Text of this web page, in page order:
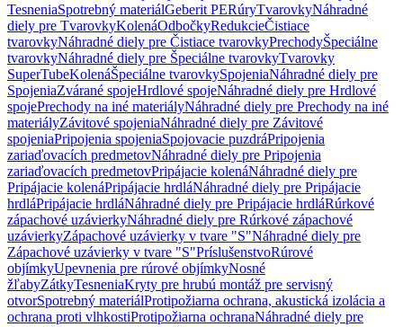
TesneniaSpotrebný materiálGeberit PERúryTvarovkyNáhradné
diely pre TvarovkyKolenáOdbočkyRedukcieČistiace
tvarovkyNáhradné diely pre Čistiace tvarovkyPrechodyŠpeciálne
tvarovkyNáhradné diely pre Špeciálne tvarovkyTvarovky
SuperTubeKolenáŠpeciálne tvarovkySpojeniaNáhradné diely pre
SpojeniaZvárané spojeHrdlové spojeNáhradné diely pre Hrdlové
spojePrechody na iné materiályNáhradné diely pre Prechody na iné
materiályZávitové spojeniaNáhradné diely pre Závitové
spojeniaPripojenia spojeniaSpojovacie puzdráPripojenia
zariaďovacích predmetovNáhradné diely pre Pripojenia
zariaďovacích predmetovPripájacie kolenáNáhradné diely pre
Pripájacie kolenáPripájacie hrdláNáhradné diely pre Pripájacie
hrdláPripájacie hrdláNáhradné diely pre Pripájacie hrdláRúrkové
zápachové uzávierkyNáhradné diely pre Rúrkové zápachové
uzávierkyZápachové uzávierky v tvare "S"Náhradné diely pre
Zápachové uzávierky v tvare "S"PríslušenstvoRúrové
objímkyUpevnenia pre rúrové objímkyNosné
žľabyZátkyTesneniaKryty pre hrubú montáž pre servisný
otvorSpotrebný materiálProtipožiarna ochrana, akustická izolácia a
ochrana proti vlhkostiProtipožiarna ochranaNáhradné diely pre